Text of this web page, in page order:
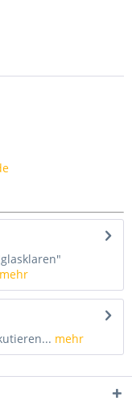
mehr
mehr